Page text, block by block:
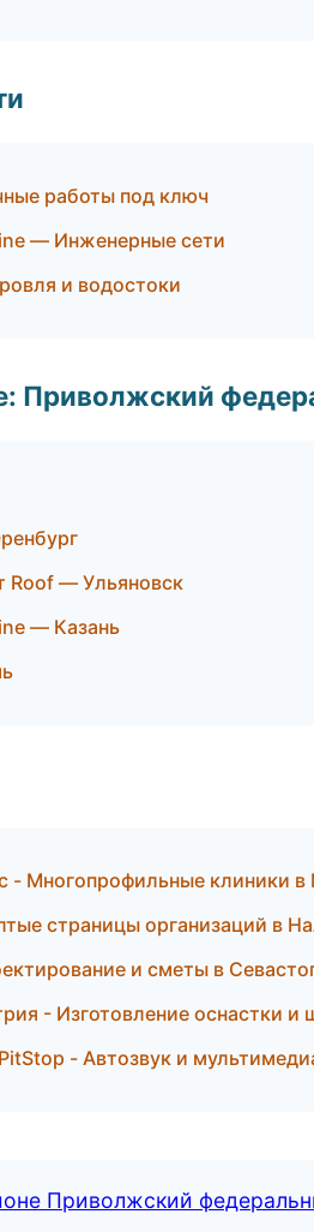
работы под ключ
— Инженерные сети
и водостоки
Приволжский
Roof — Ульяновск
— Казань
- Многопрофильные клиники
страницы организаций в
и сметы в
- Изготовление оснастки и
- Автозвук и
Приволжский